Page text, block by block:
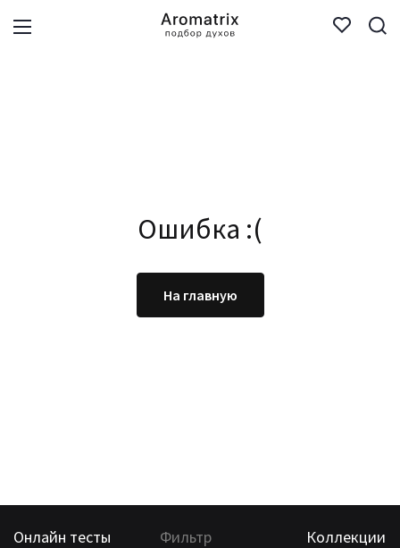
Ошибка :(
На главную
Онлайн тесты Фильтр
Коллекции